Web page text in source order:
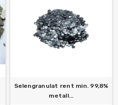
Selengranulat rent min. 99,8%
metall...